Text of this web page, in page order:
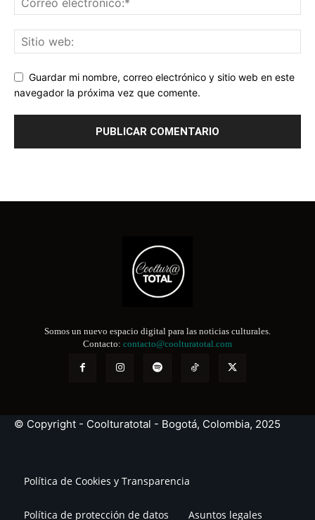
Guardar mi nombre, correo electrónico y sitio web en este
navegador la próxima vez que comente.
Somos un nuevo espacio digital para las noticias culturales.
Contacto: contacto@coolturatotal.com
© Copyright - Coolturatotal - Bogotá, Colombia, 2025
Política de Cookies y Transparencia
Política de protección de datos Asuntos legales